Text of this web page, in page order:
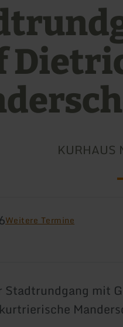
KURHAUS
Weitere Termine
Stadtrundgang mit